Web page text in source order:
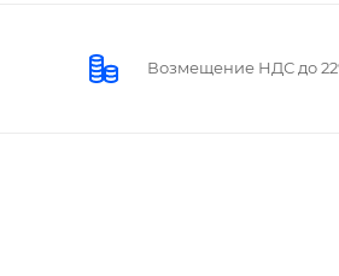
Возмещение НДС до